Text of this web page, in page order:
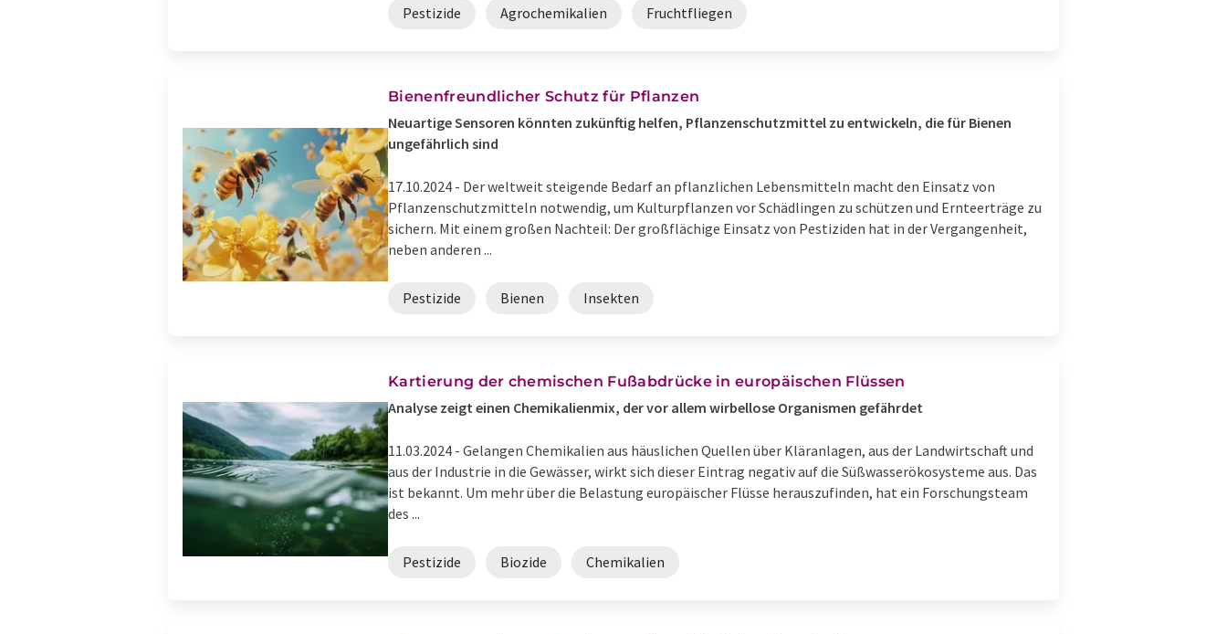
Pestizide Agrochemikalien Fruchtfliegen
Bienenfreundlicher Schutz für Pflanzen
Neuartige Sensoren könnten zukünftig helfen, Pflanzenschutzmittel zu entwickeln, die für Bienen
ungefährlich sind
17.10.2024 - Der weltweit steigende Bedarf an pflanzlichen Lebensmitteln macht den Einsatz von
Pflanzenschutzmitteln notwendig, um Kulturpflanzen vor Schädlingen zu schützen und Ernteerträge zu
sichern. Mit einem großen Nachteil: Der großflächige Einsatz von Pestiziden hat in der Vergangenheit,
neben anderen ...
Pestizide Bienen Insekten
Kartierung der chemischen Fußabdrücke in europäischen Flüssen
Analyse zeigt einen Chemikalienmix, der vor allem wirbellose Organismen gefährdet
11.03.2024 - Gelangen Chemikalien aus häuslichen Quellen über Kläranlagen, aus der Landwirtschaft und
aus der Industrie in die Gewässer, wirkt sich dieser Eintrag negativ auf die Süßwasserökosysteme aus. Das
ist bekannt. Um mehr über die Belastung europäischer Flüsse herauszufinden, hat ein Forschungsteam
des ...
Pestizide Biozide Chemikalien